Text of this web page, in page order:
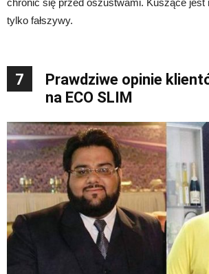
chronić się przed oszustwami. Kuszące jest
tylko fałszywy.
7
Prawdziwe opinie
na ECO SLIM